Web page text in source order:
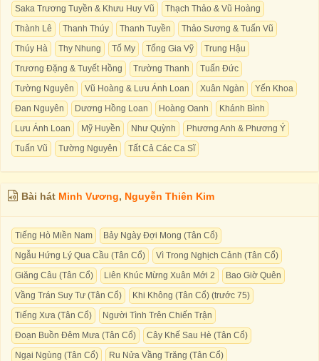
Saka Trương Tuyền & Khưu Huy Vũ
Thạch Thảo & Vũ Hoàng
Thành Lê
Thanh Thúy Thanh Tuyền
Thảo Sương & Tuấn Vũ
Thúy Hà
Thy Nhung Tố My Tống Gia Vỹ
Trung Hậu
Trương Đặng & Tuyết Hồng
Trường Thanh
Tuấn Đức
Tường Nguyên
Vũ Hoàng & Lưu Ánh Loan Xuân Ngàn
Yến Khoa
Đan Nguyên
Dương Hồng Loan Hoàng Oanh
Khánh Bình
Lưu Ánh Loan
Mỹ Huyền Như Quỳnh
Phương Anh & Phương Ý
Tuấn Vũ
Tường Nguyên Tất Cả Các Ca Sĩ
Bài hát Minh Vương, Nguyễn Thiên Kim
Tiếng Hò Miền Nam
Bảy Ngày Đợi Mong (Tân Cổ)
Ngẫu Hứng Lý Qua Cầu (Tân Cổ)
Vì Trong Nghịch Cảnh (Tân Cổ)
Giăng Câu (Tân Cổ)
Liên Khúc Mừng Xuân Mới 2
Bao Giờ Quên
Vầng Trán Suy Tư (Tân Cổ)
Khi Không (Tân Cổ) (trước 75)
Tiếng Xưa (Tân Cổ)
Người Tình Trên Chiến Trận
Đoạn Buồn Đêm Mưa (Tân Cổ)
Cây Khế Sau Hè (Tân Cổ)
Ngại Ngùng (Tân Cổ)
Ru Nửa Vầng Trăng (Tân Cổ)